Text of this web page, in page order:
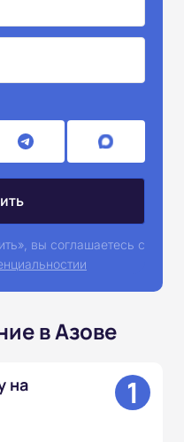
вы соглашаетесь с
в Азове
на
1